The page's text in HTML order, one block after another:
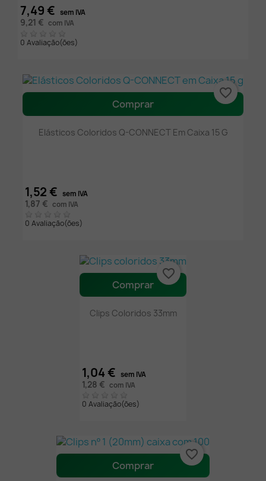
7,49 € sem IVA
9,21 € com IVA
0 Avaliação(ões)
Comprar
Elásticos Coloridos Q-CONNECT Em Caixa 15 G
1,52 € sem IVA
1,87 € com IVA
0 Avaliação(ões)
favorite_border
Comprar
Clips Coloridos 33mm
1,04 € sem IVA
1,28 € com IVA
0 Avaliação(ões)
favorite_border
Comprar
favorite_border